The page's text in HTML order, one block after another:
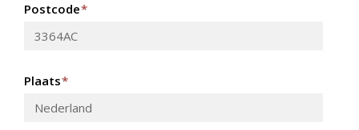
Postcode*
Plaats*